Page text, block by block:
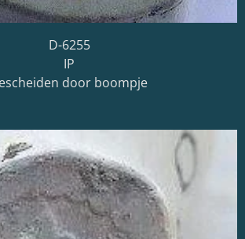
D-6255
IP
door boompje